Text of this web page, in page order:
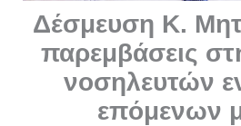
Δέσμευση Κ.
παρεμβάσεις
νοσηλευτών
επόμενων